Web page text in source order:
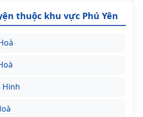
thuộc khu vực Phú Yên
Hinh